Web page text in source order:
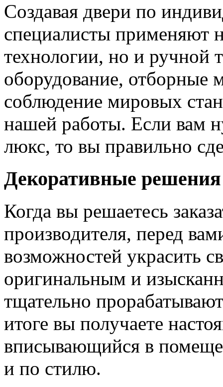
Создавая двери по
специалисты применяют
технологии, но и ручной
оборудование, отборные
соблюдение мировых
нашей работы. Если вам
люкс, то вы правильно
Декоративные решения
Когда вы решаетесь
производителя, перед
возможностей украсить
оригинальным и
тщательно
итоге вы получаете
вписывающийся в
и по стилю.